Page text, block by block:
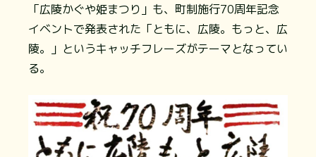
「広陵かぐや姫まつり」も、町制施行70周年記念
イベントで発表された「ともに、広陵。もっと、広
陵。」というキャッチフレーズがテーマとなってい
る。